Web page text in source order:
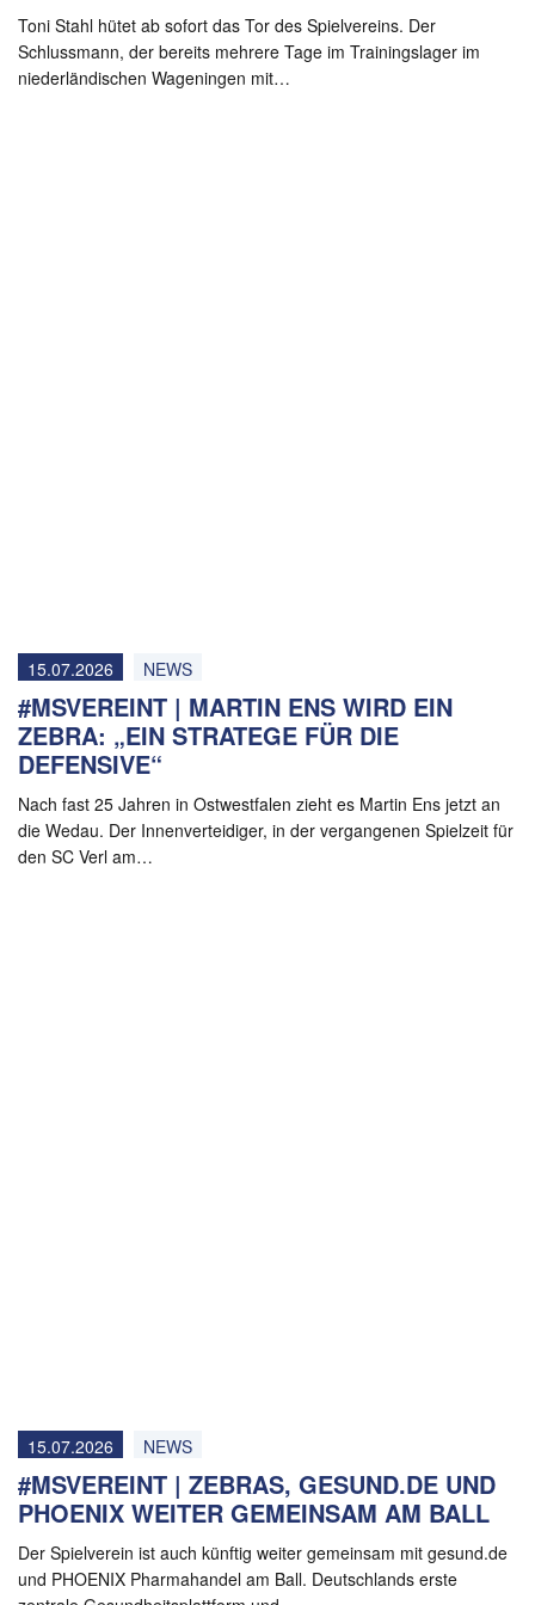
Toni Stahl hütet ab sofort das Tor des Spielvereins. Der
Schlussmann, der bereits mehrere Tage im Trainingslager im
niederländischen Wageningen mit…
15.07.2026 NEWS
#MSVEREINT | MARTIN ENS WIRD EIN
ZEBRA: „EIN STRATEGE FÜR DIE
DEFENSIVE“
Nach fast 25 Jahren in Ostwestfalen zieht es Martin Ens jetzt an
die Wedau. Der Innenverteidiger, in der vergangenen Spielzeit für
den SC Verl am…
15.07.2026 NEWS
#MSVEREINT | ZEBRAS, GESUND.DE UND
PHOENIX WEITER GEMEINSAM AM BALL
Der Spielverein ist auch künftig weiter gemeinsam mit gesund.de
und PHOENIX Pharmahandel am Ball. Deutschlands erste